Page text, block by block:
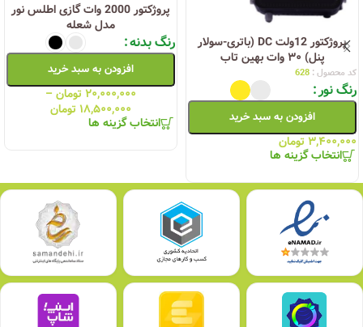
پروژکتور 12ولت DC (باتری-سولار
پنل) ۳۰ وات بهین تاب
کد محصول : 628
رنگ نور
افزودن به سبد خرید
۳,۴۰۰,۰۰۰ تومان
انتخاب گزینه ها
پروژکتور 2000 وات گازی اطلس نور
مدل شعله
رنگ بدنه
افزودن به سبد خرید
۲۰,۰۰۰,۰۰۰ تومان –
۱۸,۵۰۰,۰۰۰ تومان
انتخاب گزینه ها